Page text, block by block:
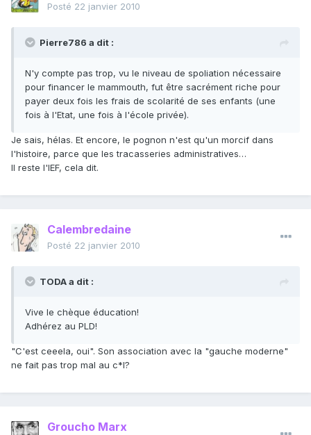
Posté 22 janvier 2010
Pierre786 a dit :
N'y compte pas trop, vu le niveau de spoliation nécessaire
pour financer le mammouth, fut être sacrément riche pour
payer deux fois les frais de scolarité de ses enfants (une
fois à l'Etat, une fois à l'école privée).
Je sais, hélas. Et encore, le pognon n'est qu'un morcif dans
l'histoire, parce que les tracasseries administratives…
Il reste l'IEF, cela dit.
Calembredaine
Posté 22 janvier 2010
TODA a dit :
Vive le chèque éducation!
Adhérez au PLD!
"C'est ceeela, oui". Son association avec la "gauche moderne"
ne fait pas trop mal au c*l?
Groucho Marx